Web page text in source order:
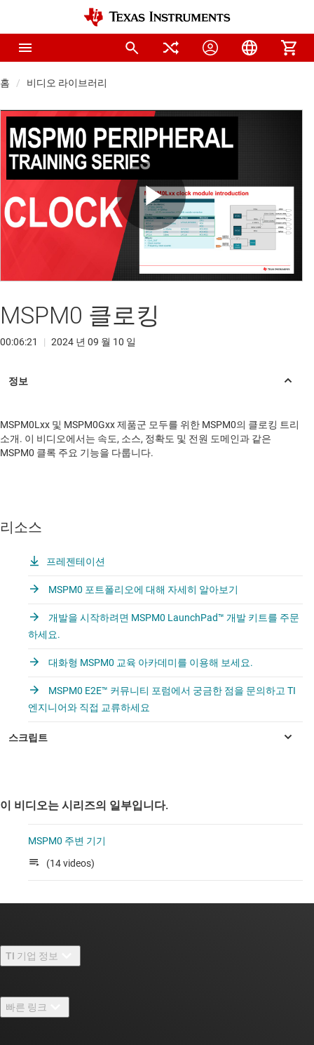
홈 비디오 라이브러리
Play
Video
MSPM0 클로킹
00:06:21 | 2024 년 09 월 10 일
MSPM0Lxx 및 MSPM0Gxx 제품군 모두를 위한 MSPM0의 클로킹 트리
소개. 이 비디오에서는 속도, 소스, 정확도 및 전원 도메인과 같은
MSPM0 클록 주요 기능을 다룹니다.
리소스
프레젠테이션
MSPM0 포트폴리오에 대해 자세히 알아보기
개발을 시작하려면 MSPM0 LaunchPad™ 개발 키트를 주문
하세요.
대화형 MSPM0 교육 아카데미를 이용해 보세요.
MSPM0 E2E™ 커뮤니티 포럼에서 궁금한 점을 문의하고 TI
엔지니어와 직접 교류하세요
이 비디오는 시리즈의 일부입니다.
MSPM0 주변 기기
(14 videos)
TI 기업 정보
채용
빠른 링크